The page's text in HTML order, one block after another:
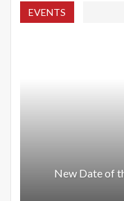
EVENTS
New Date of